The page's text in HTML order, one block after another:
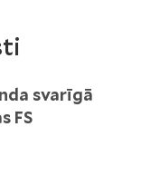
svarīgā
FS